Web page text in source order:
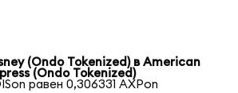
(Ondo Tokenized) в American
(Ondo Tokenized)
равен 0,306331 AXPon